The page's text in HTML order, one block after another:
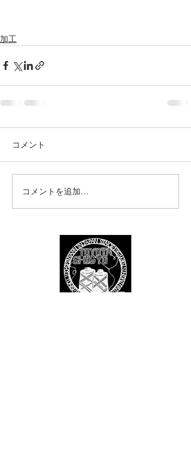
加工
コメント
コメントを追加…